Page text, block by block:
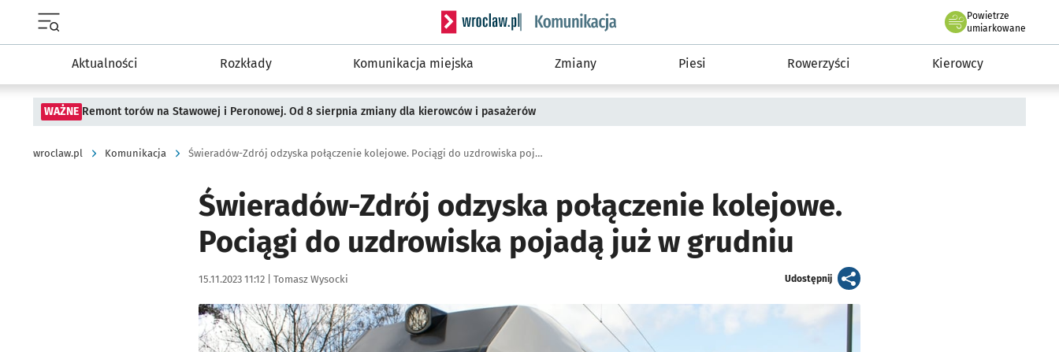
Serwis informacyjny wroclaw.pl podserwis: Komunikacja
Powietrze
we Wrocławiu
umiarkowane
Aktualności Rozkłady Komunikacja miejska Zmiany Piesi Rowerzyści Kierowcy
WAŻNE Remont torów na Stawowej i Peronowej. Od 8 sierpnia zmiany dla kierowców i pasażerów
wroclaw.pl Komunikacja Świeradów-Zdrój odzyska połączenie kolejowe. Pociągi do uzdrowiska pojadą już w grudniu
Świeradów-Zdrój odzyska połączenie kolejowe.
Pociągi do uzdrowiska pojadą już w grudniu
Data publikacji:
15.11.2023 11:12 | Autor:
Tomasz Wysocki Udostępnijartykuł
Kliknij, aby powiększyć